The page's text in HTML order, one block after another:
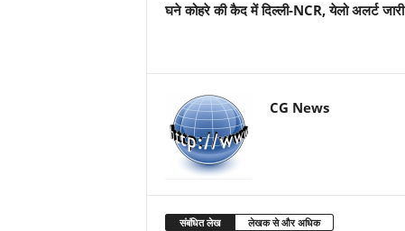
घने कोहरे की कैद में दिल्ली-NCR, येलो अलर्ट जारी
CG News
संबंधित लेख लेखक से और अधिक